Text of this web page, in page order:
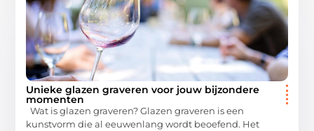
Unieke glazen graveren voor jouw bijzondere
momenten
Wat is glazen graveren? Glazen graveren is een
kunstvorm die al eeuwenlang wordt beoefend. Het